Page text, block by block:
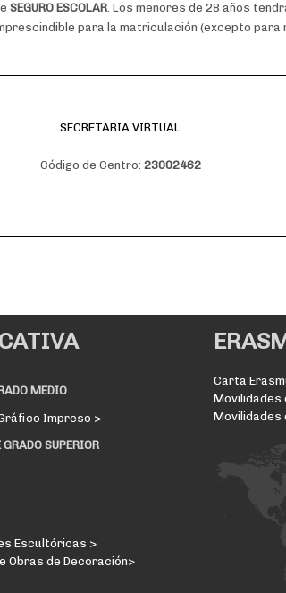
SEGURO ESCOLAR. Los menores de 28 años
para la matriculación (excepto para
SECRETARIA VIRTUAL
Código de Centro: 23002462
MEDIO
Impreso >
SUPERIOR
Escultóricas >
Obras de Decoración>
Carta
Movilidades
Movilidades